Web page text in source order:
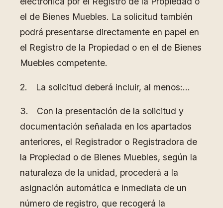
el de Bienes Muebles. La solicitud también
podrá presentarse directamente en papel en
el Registro de la Propiedad o en el de Bienes
Muebles competente.
2. La solicitud deberá incluir, al menos:…
3. Con la presentación de la solicitud y
documentación señalada en los apartados
anteriores, el Registrador o Registradora de
la Propiedad o de Bienes Muebles, según la
naturaleza de la unidad, procederá a la
asignación automática e inmediata de un
número de registro, que recogerá la